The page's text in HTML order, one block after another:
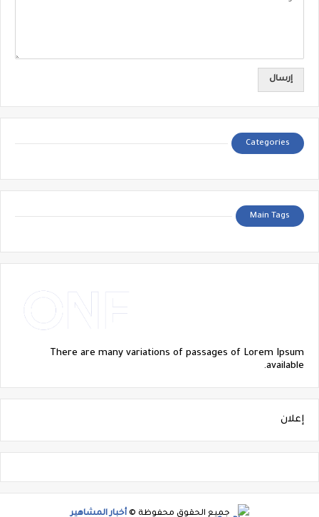
Categories
Main Tags
There are many variations of passages of Lorem Ipsum
available.
إعلان
جميع الحقوق محفوظة © أخبار المشاهير